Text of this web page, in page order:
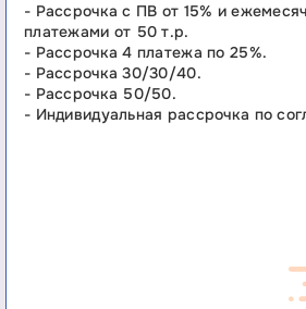
- Рассрочка с ПВ от 15% и
платежами от 50 т.р.
- Рассрочка 4 платежа по 25%.
- Рассрочка 30/30/40.
- Рассрочка 50/50.
- Индивидуальная рассрочка по